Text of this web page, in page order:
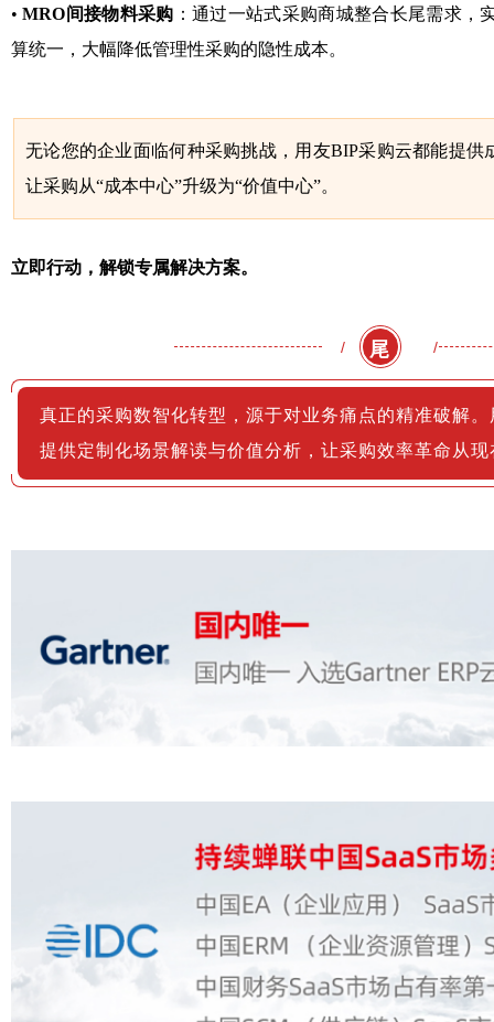
•MRO间接物料采购 ：通过一站式采购商城整合长尾需求，
算统一，大幅降低管理性采购的隐性成本。
无论您的企业面临何种采购挑战，用友BIP采购云都能提供
让采购从“成本中心”升级为“价值中心”。
立即行动，解锁专属解决方案。
/ 尾 /
真正的采购数智化转型，源于对业务痛点的精准破解
提供定制化场景解读与价值分析，让采购效率革命从